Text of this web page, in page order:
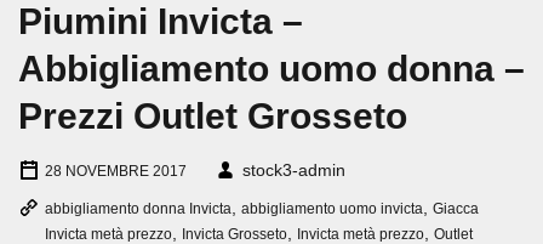
Piumini Invicta –
Abbigliamento uomo donna –
Prezzi Outlet Grosseto
28 NOVEMBRE 2017 stock3-admin
abbigliamento donna Invicta abbigliamento uomo invicta Giacca
Invicta metà prezzo
Invicta Grosseto Invicta metà prezzo Outlet